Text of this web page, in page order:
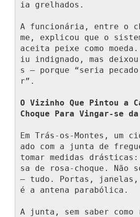
ia grelhados.
A funcionária, entre o
me, explicou que o
aceita peixe como
iu indignado, mas
s — porque “seria
r”.
O Vizinho Que Pintou a
Choque Para Vingar-se
Em Trás-os-Montes, um
ado com a junta de
tomar medidas
sa de rosa-choque. Não
— tudo. Portas,
é a antena parabólica.
A junta, sem saber